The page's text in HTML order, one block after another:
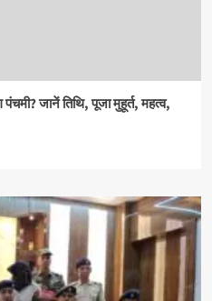
जानें तिथि, पूजा मुहूर्त, महत्व,